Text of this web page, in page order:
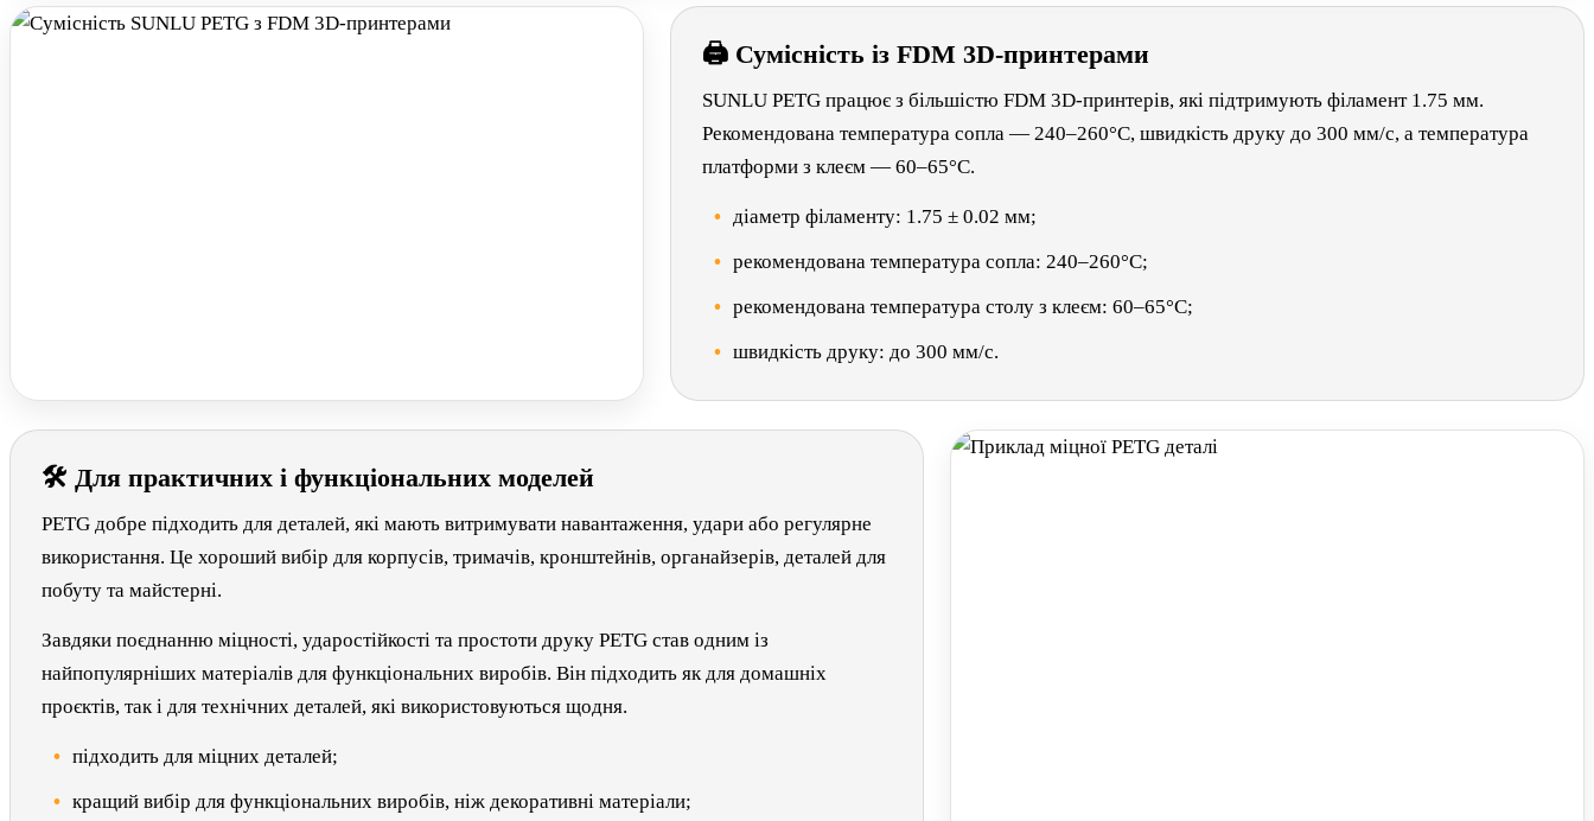
🖨 Сумісність із FDM 3D-принтерами
SUNLU PETG працює з більшістю FDM 3D-принтерів, які підтримують філамент 1.75 мм.
Рекомендована температура сопла — 240–260°C, швидкість друку до 300 мм/с, а температура
платформи з клеєм — 60–65°C.
діаметр філаменту: 1.75 ± 0.02 мм;
рекомендована температура сопла: 240–260°C;
рекомендована температура столу з клеєм: 60–65°C;
швидкість друку: до 300 мм/с.
🛠 Для практичних і функціональних моделей
PETG добре підходить для деталей, які мають витримувати навантаження, удари або регулярне
використання. Це хороший вибір для корпусів, тримачів, кронштейнів, органайзерів, деталей для
побуту та майстерні.
Завдяки поєднанню міцності, ударостійкості та простоти друку PETG став одним із
найпопулярніших матеріалів для функціональних виробів. Він підходить як для домашніх
проєктів, так і для технічних деталей, які використовуються щодня.
підходить для міцних деталей;
кращий вибір для функціональних виробів, ніж декоративні матеріали;